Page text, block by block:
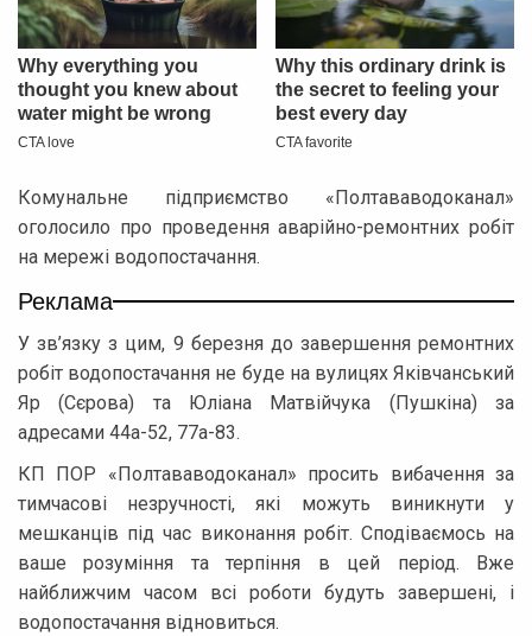
Комунальне підприємство «Полтававодоканал»
оголосило про проведення аварійно-ремонтних робіт
на мережі водопостачання.
Реклама
У зв’язку з цим, 9 березня до завершення ремонтних
робіт водопостачання не буде на вулицях Яківчанський
Яр (Сєрова) та Юліана Матвійчука (Пушкіна) за
адресами 44а-52, 77а-83.
КП ПОР «Полтававодоканал» просить вибачення за
тимчасові незручності, які можуть виникнути у
мешканців під час виконання робіт. Сподіваємось на
ваше розуміння та терпіння в цей період. Вже
найближчим часом всі роботи будуть завершені, і
водопостачання відновиться.